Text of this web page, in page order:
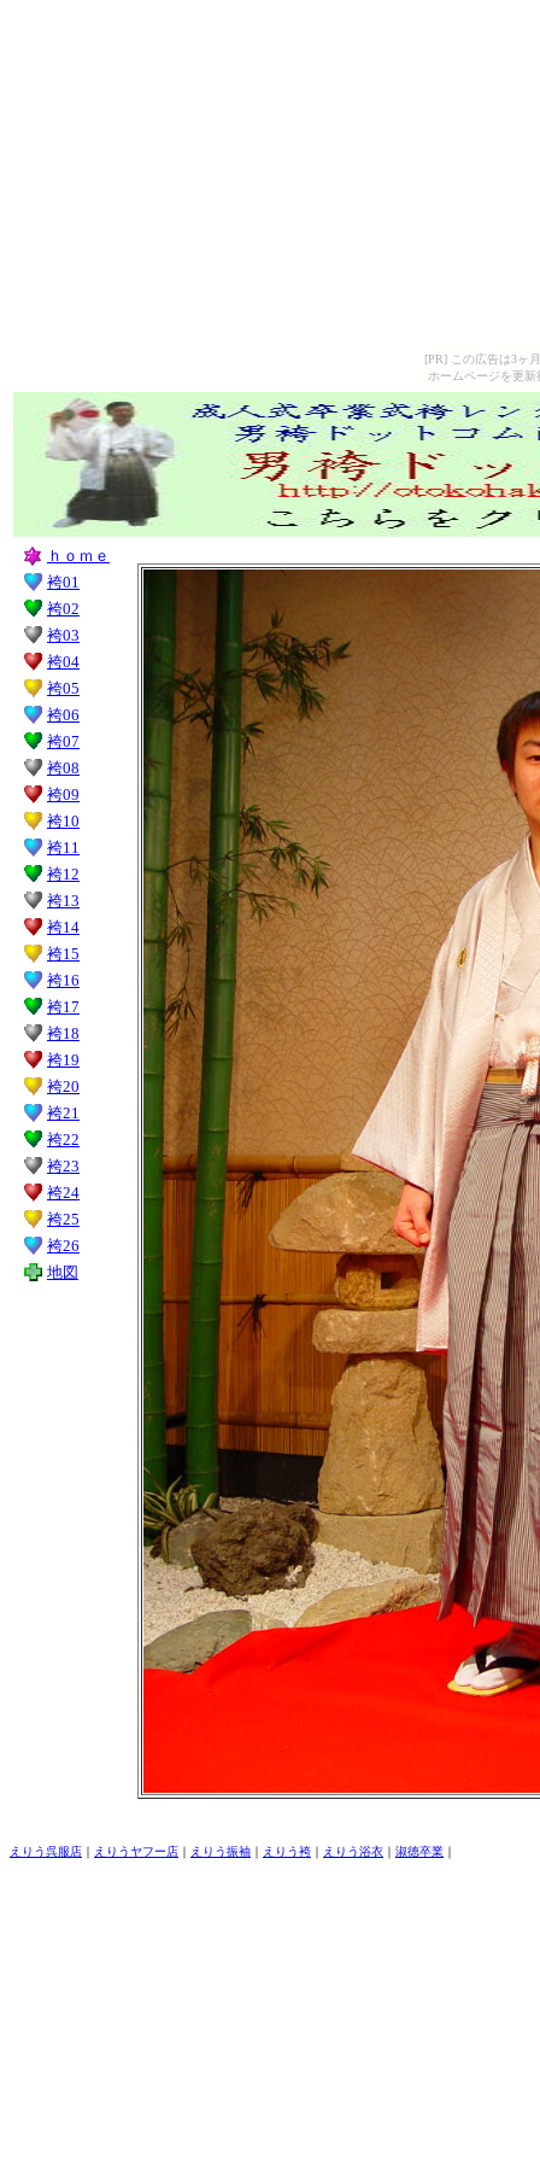
[PR] この広告は3ヶ
ホームページを更
ｈｏｍｅ
袴01
袴02
袴03
袴04
袴05
袴06
袴07
袴08
袴09
袴10
袴11
袴12
袴13
袴14
袴15
袴16
袴17
袴18
袴19
袴20
袴21
袴22
袴23
袴24
袴25
袴26
地図
えりう呉服店 ｜ えりうヤフー店 ｜ えりう振袖 ｜ えりう袴 ｜ えりう浴衣 ｜ 淑徳卒業 ｜